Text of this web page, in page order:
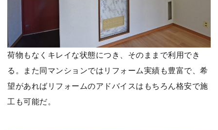
荷物もなくキレイな状態につき、そのままで利用でき
る。また同マンションではリフォーム実績も豊富で、希
望があればリフォームのアドバイスはもちろん格安で施
工も可能だ。